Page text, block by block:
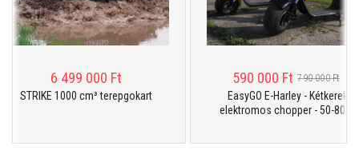
6 499 000 Ft
STRIKE 1000 cm³ terepgokart
590 000 Ft 790 000 Ft
EasyGO E-Harley - Kétkerekű
elektromos chopper - 50-80 km